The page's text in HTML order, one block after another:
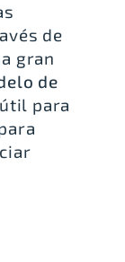
de
gran
de
para